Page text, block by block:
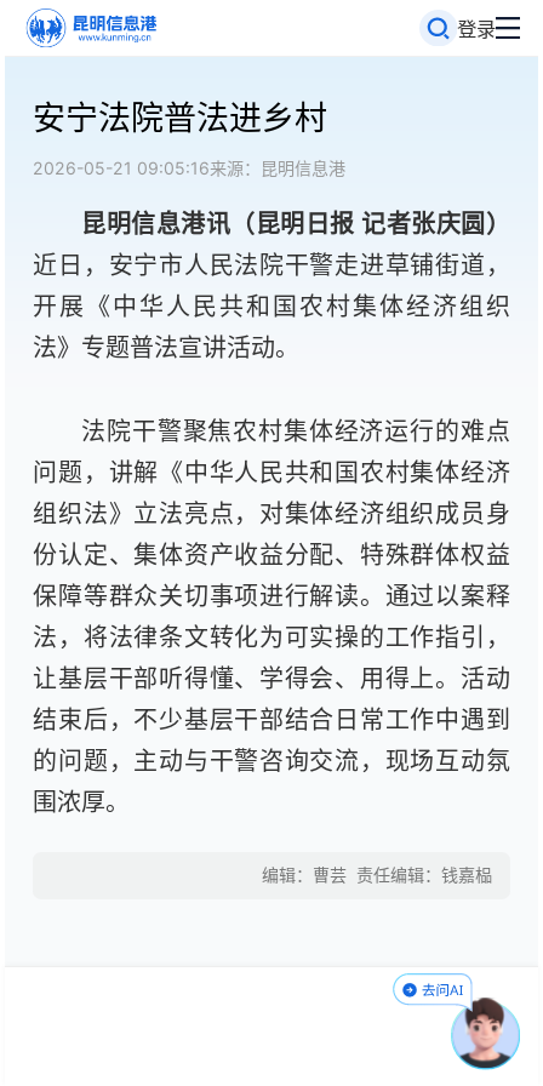
登录
安宁法院普法进乡村
2026-05-21 09:05:16来源：昆明信息港
昆明信息港讯（昆明日报 记者张庆圆）
近日，安宁市人民法院干警走进草铺街道，
开展《中华人民共和国农村集体经济组织
法》专题普法宣讲活动。
法院干警聚焦农村集体经济运行的难点
问题，讲解《中华人民共和国农村集体经济
组织法》立法亮点，对集体经济组织成员身
份认定、集体资产收益分配、特殊群体权益
保障等群众关切事项进行解读。通过以案释
法，将法律条文转化为可实操的工作指引，
让基层干部听得懂、学得会、用得上。活动
结束后，不少基层干部结合日常工作中遇到
的问题，主动与干警咨询交流，现场互动氛
围浓厚。
编辑：曹芸 责任编辑：钱嘉榀